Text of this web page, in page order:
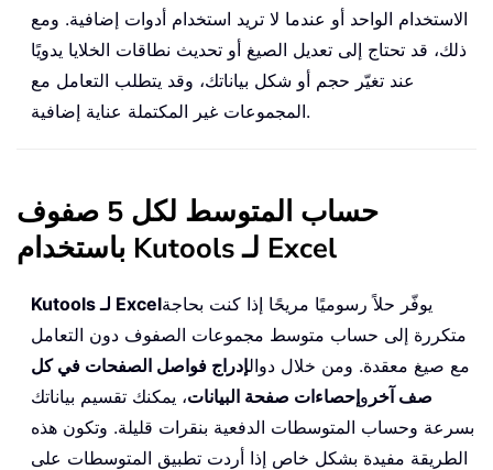
الاستخدام الواحد أو عندما لا تريد استخدام أدوات إضافية. ومع
ذلك، قد تحتاج إلى تعديل الصيغ أو تحديث نطاقات الخلايا يدويًا
عند تغيّر حجم أو شكل بياناتك، وقد يتطلب التعامل مع
المجموعات غير المكتملة عناية إضافية.
حساب المتوسط لكل 5 صفوف
باستخدام Kutools لـ Excel
Kutools لـ Excelيوفّر حلاً رسوميًا مريحًا إذا كنت بحاجة
متكررة إلى حساب متوسط مجموعات الصفوف دون التعامل
مع صيغ معقدة. ومن خلال دوالإدراج فواصل الصفحات في كل
صف آخر وإحصاءات صفحة البيانات، يمكنك تقسيم بياناتك
بسرعة وحساب المتوسطات الدفعية بنقرات قليلة. وتكون هذه
الطريقة مفيدة بشكل خاص إذا أردت تطبيق المتوسطات على